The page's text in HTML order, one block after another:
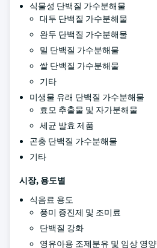
식물성 단백질 가수분해물
대두 단백질 가수분해물
완두 단백질 가수분해물
밀 단백질 가수분해물
쌀 단백질 가수분해물
기타
미생물 유래 단백질 가수분해물
효모 추출물 및 자가분해물
세균 발효 제품
곤충 단백질 가수분해물
기타
시장, 용도별
식음료 용도
풍미 증진제 및 조미료
단백질 강화
영유아용 조제분유 및 임상 영양